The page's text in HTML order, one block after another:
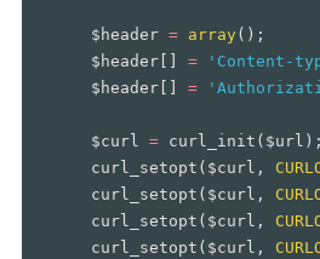
$header = array ();
$header
=
'Content-
$header
=
$curl = curl_init ( $url );
curl_setopt ( $curl ,
curl_setopt ( $curl ,
curl_setopt ( $curl ,
curl_setopt ( $curl ,